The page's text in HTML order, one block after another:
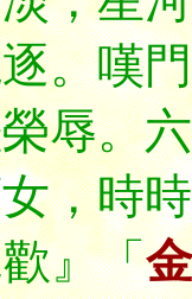
。嘆
辱。
，時
』「